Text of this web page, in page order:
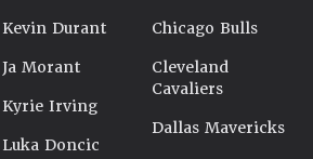
Kevin Durant
Ja Morant
Kyrie Irving
Luka Doncic
Chicago Bulls
Cleveland
Cavaliers
Dallas Mavericks